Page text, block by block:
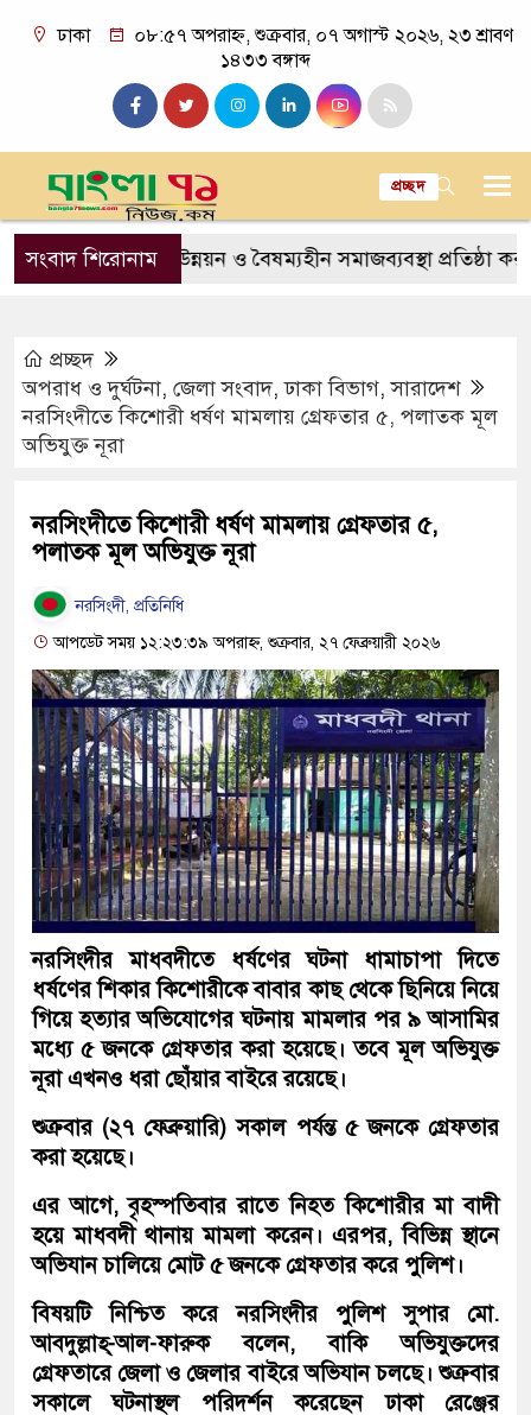
ঢাকা
০৮:৫৭ অপরাহ্ন, শুক্রবার, ০৭ অগাস্ট ২০২৬, ২৩ শ্রাবণ
১৪৩৩ বঙ্গাব্দ
প্রচ্ছদ
সংবাদ শিরোনাম
উন্নয়ন ও বৈষম্যহীন সমাজব্যবস্থা প্রতিষ্ঠা করতে চাই:
প্রচ্ছদ
অপরাধ ও দুর্ঘটনা, জেলা সংবাদ,ঢাকা বিভাগ,সারাদেশ
নরসিংদীতে কিশোরী ধর্ষণ মামলায় গ্রেফতার ৫, পলাতক মূল
অভিযুক্ত নূরা
নরসিংদীতে কিশোরী ধর্ষণ মামলায় গ্রেফতার ৫,
পলাতক মূল অভিযুক্ত নূরা
নরসিংদী, প্রতিনিধি
আপডেট সময় ১২:২৩:৩৯ অপরাহ্ন, শুক্রবার, ২৭ ফেব্রুয়ারী ২০২৬
নরসিংদীর মাধবদীতে ধর্ষণের ঘটনা ধামাচাপা দিতে
ধর্ষণের শিকার কিশোরীকে বাবার কাছ থেকে ছিনিয়ে নিয়ে
গিয়ে হত্যার অভিযোগের ঘটনায় মামলার পর ৯ আসামির
মধ্যে ৫ জনকে গ্রেফতার করা হয়েছে। তবে মূল অভিযুক্ত
নূরা এখনও ধরা ছোঁয়ার বাইরে রয়েছে।
শুক্রবার (২৭ ফেব্রুয়ারি) সকাল পর্যন্ত ৫ জনকে গ্রেফতার
করা হয়েছে।
এর আগে, বৃহস্পতিবার রাতে নিহত কিশোরীর মা বাদী
হয়ে মাধবদী থানায় মামলা করেন। এরপর, বিভিন্ন স্থানে
অভিযান চালিয়ে মোট ৫ জনকে গ্রেফতার করে পুলিশ।
বিষয়টি নিশ্চিত করে নরসিংদীর পুলিশ সুপার মো.
আবদুল্লাহ্-আল-ফারুক বলেন, বাকি অভিযুক্তদের
গ্রেফতারে জেলা ও জেলার বাইরে অভিযান চলছে। শুক্রবার
সকালে ঘটনাস্থল পরিদর্শন করেছেন ঢাকা রেঞ্জের